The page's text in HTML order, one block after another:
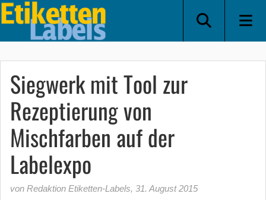
Siegwerk mit Tool zur
Rezeptierung von
Mischfarben auf der
Labelexpo
von Redaktion Etiketten-Labels, 31. August 2015